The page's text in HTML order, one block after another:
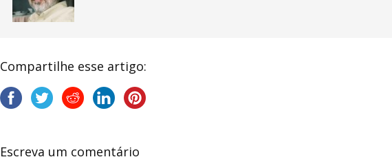
Compartilhe esse artigo:
Escreva um comentário